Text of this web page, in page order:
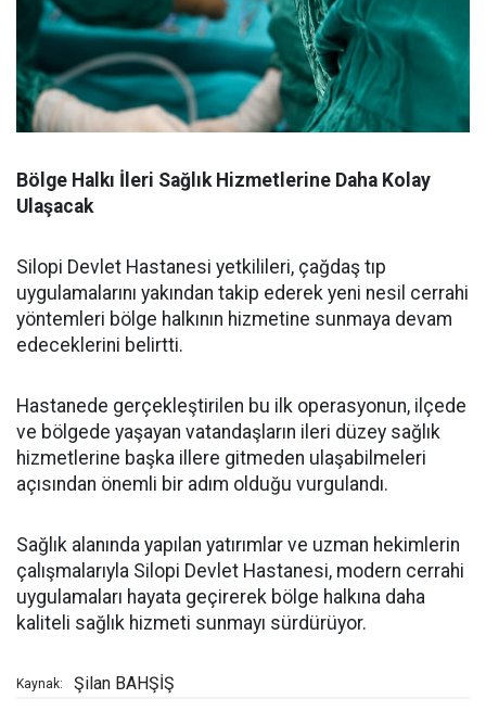
Bölge Halkı İleri Sağlık Hizmetlerine Daha Kolay
Ulaşacak
Silopi Devlet Hastanesi yetkilileri, çağdaş tıp
uygulamalarını yakından takip ederek yeni nesil cerrahi
yöntemleri bölge halkının hizmetine sunmaya devam
edeceklerini belirtti.
Hastanede gerçekleştirilen bu ilk operasyonun, ilçede
ve bölgede yaşayan vatandaşların ileri düzey sağlık
hizmetlerine başka illere gitmeden ulaşabilmeleri
açısından önemli bir adım olduğu vurgulandı.
Sağlık alanında yapılan yatırımlar ve uzman hekimlerin
çalışmalarıyla Silopi Devlet Hastanesi, modern cerrahi
uygulamaları hayata geçirerek bölge halkına daha
kaliteli sağlık hizmeti sunmayı sürdürüyor.
Kaynak: Şilan BAHŞİŞ